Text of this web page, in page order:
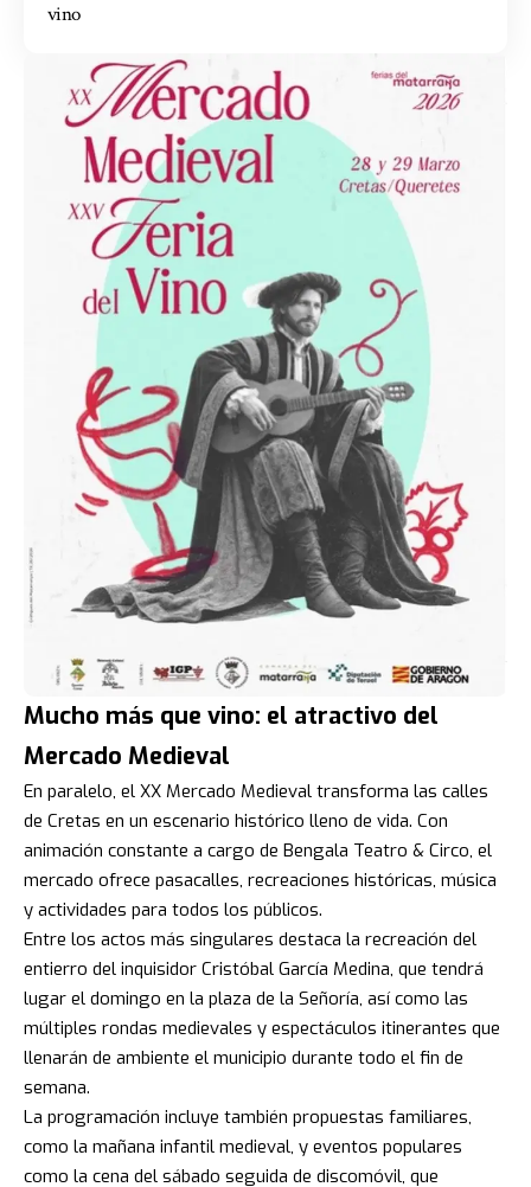
vino
Mucho más que vino: el atractivo del
Mercado Medieval
En paralelo, el XX Mercado Medieval transforma las calles
de Cretas en un escenario histórico lleno de vida. Con
animación constante a cargo de Bengala Teatro & Circo, el
mercado ofrece pasacalles, recreaciones históricas, música
y actividades para todos los públicos.
Entre los actos más singulares destaca la recreación del
entierro del inquisidor Cristóbal García Medina, que tendrá
lugar el domingo en la plaza de la Señoría, así como las
múltiples rondas medievales y espectáculos itinerantes que
llenarán de ambiente el municipio durante todo el fin de
semana.
La programación incluye también propuestas familiares,
como la mañana infantil medieval, y eventos populares
como la cena del sábado seguida de discomóvil, que